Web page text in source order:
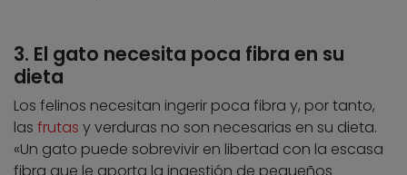
3. El gato necesita poca fibra en su
dieta
Los felinos necesitan ingerir poca fibra y, por tanto,
las frutas y verduras no son necesarias en su dieta.
«Un gato puede sobrevivir en libertad con la escasa